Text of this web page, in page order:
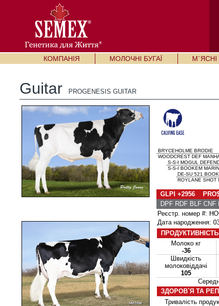
КОМПАНІЯ МОЛОЧНІ БУГАЇ М`ЯСНІ
Guitar PROGENESIS GUITAR
BRYCEHOLME BRODIE
WOODCREST DEF
S-S-I MOGUL
S-S-I BOOKEM
DE-SU 521
ROYLANE SHOT
GLPI +2956
DPF RDF BLF CNF
Реєстр. номер #:
Дата народження:
ПРОДУКТИВНІСТЬ
Молоко кг
-36
Швидкість
молоковіддачі
105
ЗДОРОВ`Я ТА
Тривалість